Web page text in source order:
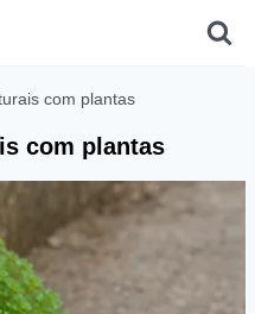
com plantas
com plantas